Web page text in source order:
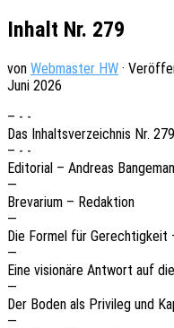
Inhalt Nr. 279
von Webmaster HW ·
Juni 2026
– - -
Das Inhalts­ver­zeich­nis Nr. 279
– - -
Edito­ri­al – Andre­as
—
Breva­ri­um – Redaktion
—
Die Formel für Gerech­tig­keit
—
Eine visio­nä­re Antwort auf
—
Der Boden als Privi­leg und
—